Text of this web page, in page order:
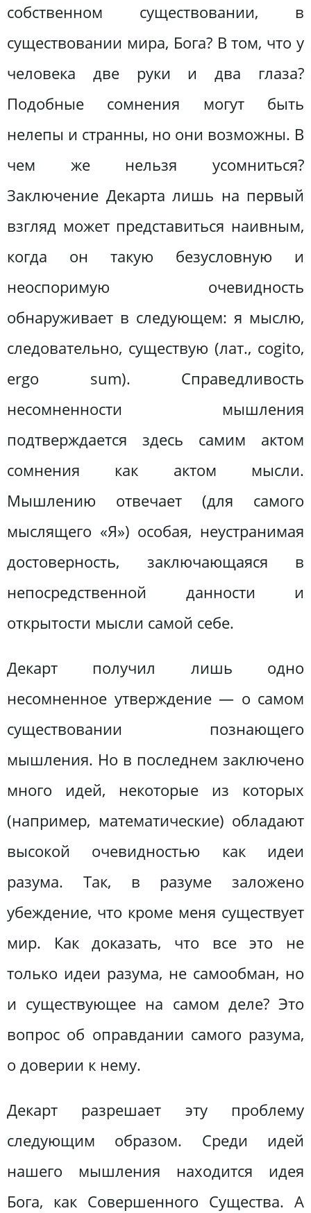
собственном существовании, в
существовании мира, Бога? В том, что у
человека две руки и два глаза?
Подобные сомнения могут быть
нелепы и странны, но они возможны. В
чем же нельзя усомниться?
Заключение Декарта лишь на первый
взгляд может представиться наивным,
когда он такую безусловную и
неоспоримую очевидность
обнаруживает в следующем: я мыслю,
следовательно, существую (лат., cogito,
ergo sum). Справедливость
несомненности мышления
подтверждается здесь самим актом
сомнения как актом мысли.
Мышлению отвечает (для самого
мыслящего «Я») особая, неустранимая
достоверность, заключающаяся в
непосредственной данности и
открытости мысли самой себе.
Декарт получил лишь одно
несомненное утверждение — о самом
существовании познающего
мышления. Но в последнем заключено
много идей, некоторые из которых
(например, математические) обладают
высокой очевидностью как идеи
разума. Так, в разуме заложено
убеждение, что кроме меня существует
мир. Как доказать, что все это не
только идеи разума, не самообман, но
и существующее на самом деле? Это
вопрос об оправдании самого разума,
о доверии к нему.
Декарт разрешает эту проблему
следующим образом. Среди идей
нашего мышления находится идея
Бога, как Совершенного Существа. А